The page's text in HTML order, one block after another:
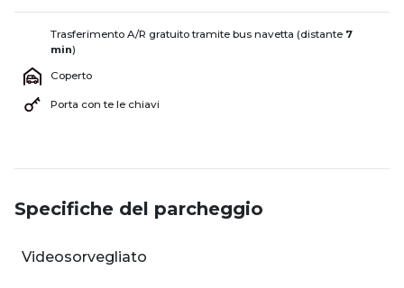
Trasferimento A/R gratuito tramite bus navetta (distante 7
min)
Coperto
Porta con te le chiavi
Specifiche del parcheggio
Videosorvegliato